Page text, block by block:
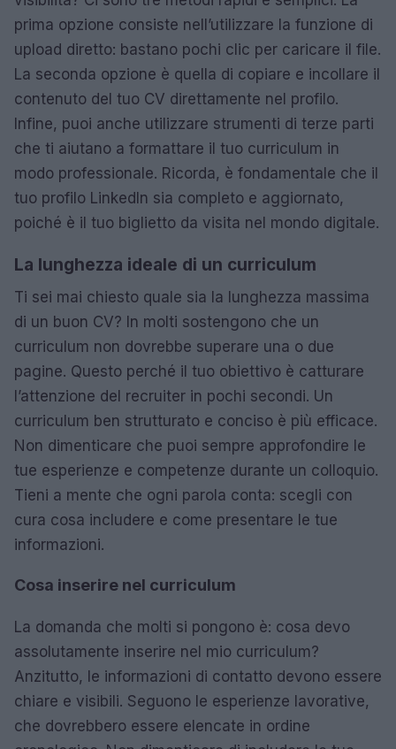
prima opzione consiste nell’utilizzare la funzione di
upload diretto: bastano pochi clic per caricare il file.
La seconda opzione è quella di copiare e incollare il
contenuto del tuo CV direttamente nel profilo.
Infine, puoi anche utilizzare strumenti di terze parti
che ti aiutano a formattare il tuo curriculum in
modo professionale. Ricorda, è fondamentale che il
tuo profilo LinkedIn sia completo e aggiornato,
poiché è il tuo biglietto da visita nel mondo digitale.
La lunghezza ideale di un curriculum
Ti sei mai chiesto quale sia la lunghezza massima
di un buon CV? In molti sostengono che un
curriculum non dovrebbe superare una o due
pagine. Questo perché il tuo obiettivo è catturare
l’attenzione del recruiter in pochi secondi. Un
curriculum ben strutturato e conciso è più efficace.
Non dimenticare che puoi sempre approfondire le
tue esperienze e competenze durante un colloquio.
Tieni a mente che ogni parola conta: scegli con
cura cosa includere e come presentare le tue
informazioni.
Cosa inserire nel curriculum
La domanda che molti si pongono è: cosa devo
assolutamente inserire nel mio curriculum?
Anzitutto, le informazioni di contatto devono essere
chiare e visibili. Seguono le esperienze lavorative,
che dovrebbero essere elencate in ordine